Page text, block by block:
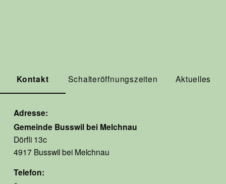
Kontakt Schalteröffnungszeiten Aktuelles
Adresse
Gemeinde Busswil bei Melchnau
Dörfli 13c
4917 Busswil bei Melchnau
Telefon